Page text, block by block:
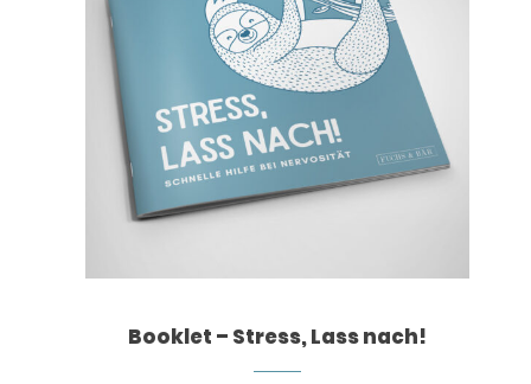
Booklet – Stress, Lass nach!